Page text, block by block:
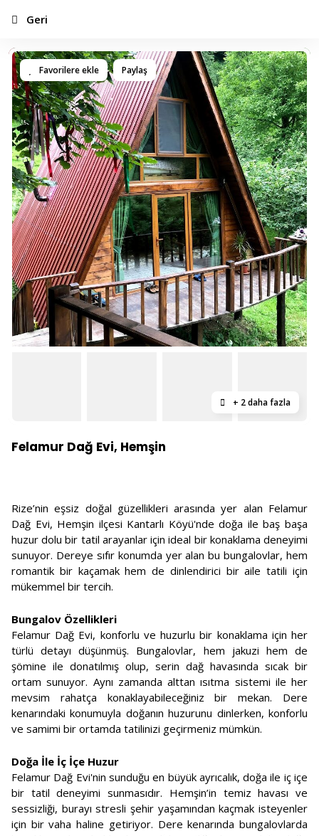
Favorilere ekle Paylaş
+ 2 daha fazla
Felamur Dağ Evi, Hemşin
Rize’nin eşsiz doğal güzellikleri arasında yer alan Felamur
Dağ Evi, Hemşin ilçesi Kantarlı Köyü'nde doğa ile baş başa
huzur dolu bir tatil arayanlar için ideal bir konaklama deneyimi
sunuyor. Dereye sıfır konumda yer alan bu bungalovlar, hem
romantik bir kaçamak hem de dinlendirici bir aile tatili için
mükemmel bir tercih.
Bungalov Özellikleri
Felamur Dağ Evi, konforlu ve huzurlu bir konaklama için her
türlü detayı düşünmüş. Bungalovlar, hem jakuzi hem de
şömine ile donatılmış olup, serin dağ havasında sıcak bir
ortam sunuyor. Aynı zamanda alttan ısıtma sistemi ile her
mevsim rahatça konaklayabileceğiniz bir mekan. Dere
kenarındaki konumuyla doğanın huzurunu dinlerken, konforlu
ve samimi bir ortamda tatilinizi geçirmeniz mümkün.
Doğa İle İç İçe Huzur
Felamur Dağ Evi'nin sunduğu en büyük ayrıcalık, doğa ile iç içe
bir tatil deneyimi sunmasıdır. Hemşin’in temiz havası ve
sessizliği, burayı stresli şehir yaşamından kaçmak isteyenler
için bir vaha haline getiriyor. Dere kenarında bungalovlarda
Geri